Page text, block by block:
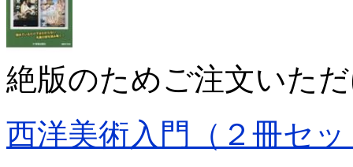
絶版のためご注文いた
西洋美術入門（２冊セ